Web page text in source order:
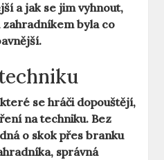
a jak se jim vyhnout,
zahradníkem byla co
se hráči dopouštějí,
na techniku. Bez
o skok přes branku
správná